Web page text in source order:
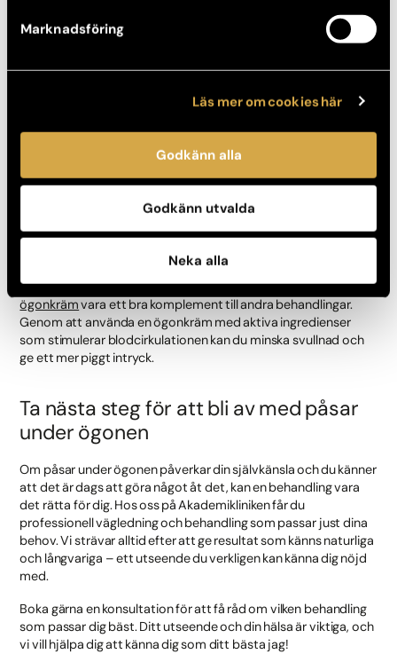
Marknadsföring
Läs mer om cookies här
Godkänn alla
Godkänn utvalda
Neka alla
Om du söker ett mer långvarigt och omfattande resultat, kan
vara det bästa alternativet. Genom att ta
bort överflödigt fett eller hud från området under ögonen, kan
vi ge dig ett ungdomligare och mer uppfräschat utseende.
Ögonlocksplastik kräver längre återhämtning än
fillerbehandlingar, men resultatet är ofta permanent, vilket gör
det till ett populärt val för många.
För att hålla huden under ögonen återfuktad och fräsch, kan en
ögonkrämvara ett bra komplement till andra behandlingar.
Genom att använda en ögonkräm med aktiva ingredienser
som stimulerar blodcirkulationen kan du minska svullnad och
ge ett mer piggt intryck.
Ta nästa steg för att bli av med påsar
under ögonen
Om påsar under ögonen påverkar din självkänsla och du känner
att det är dags att göra något åt det, kan en behandling vara
det rätta för dig. Hos oss på Akademikliniken får du
professionell vägledning och behandling som passar just dina
behov. Vi strävar alltid efter att ge resultat som känns naturliga
och långvariga – ett utseende du verkligen kan känna dig nöjd
med.
Boka gärna en konsultation för att få råd om vilken behandling
som passar dig bäst. Ditt utseende och din hälsa är viktiga, och
vi vill hjälpa dig att känna dig som ditt bästa jag!